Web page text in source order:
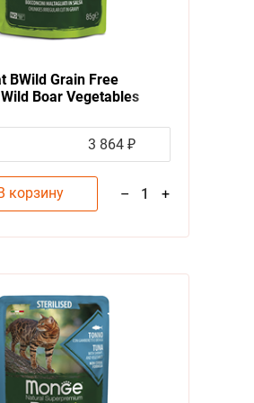
BWild Grain Free
Boar Vegetables
кошек
Дикого Кабана с
за упаковку)
3 864 ₽
корзину – 1 +